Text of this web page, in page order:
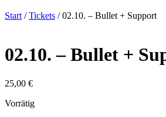
Start /Tickets / 02.10. – Bullet + Support
02.10. – Bullet +
25,00 €
Vorrätig